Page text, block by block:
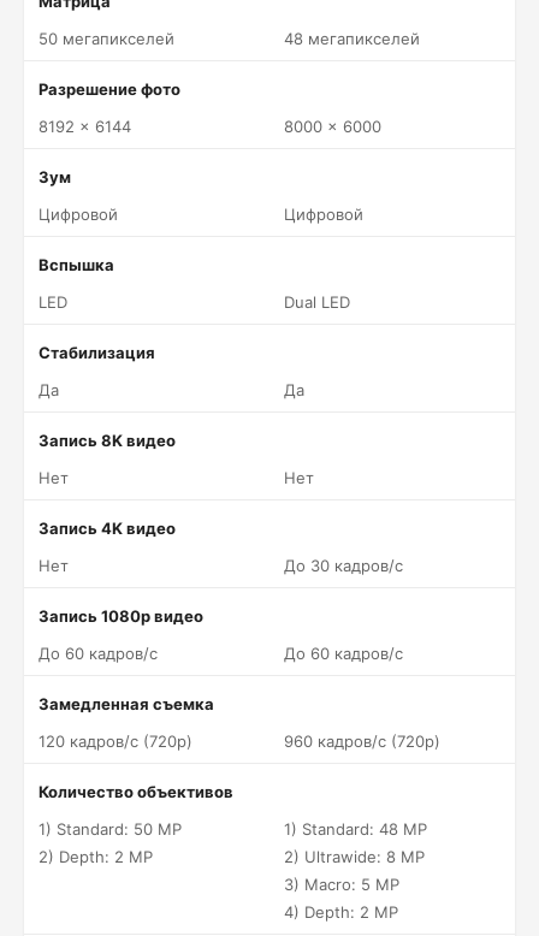
50 мегапикселей
48 мегапикселей
Разрешение фото
8192 x 6144
8000 x 6000
Зум
Цифровой
Цифровой
Вспышка
LED
Dual LED
Стабилизация
Да
Да
Запись 8K видео
Нет
Нет
Запись 4K видео
Нет
До 30 кадров/c
Запись 1080p видео
До 60 кадров/c
До 60 кадров/c
Замедленная съемка
120 кадров/c (720p)
960 кадров/c (720p)
Количество объективов
1) Standard: 50 MP
2) Depth: 2 MP
1) Standard: 48 MP
2) Ultrawide: 8 MP
3) Macro: 5 MP
4) Depth: 2 MP